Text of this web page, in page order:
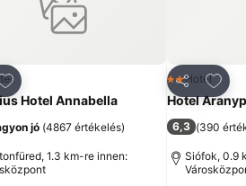
a kedvencekhez
Hotel Annabella
jó (4867 értékelés)
1.3 km-re innen:
Megosztás
2 Kategória
Hotel
Hotel
6,3 (390
Siófok, 0.9